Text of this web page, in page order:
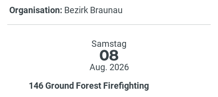
Organisation: Bezirk Braunau
Samstag
08
Aug. 2026
146 Ground Forest Firefighting